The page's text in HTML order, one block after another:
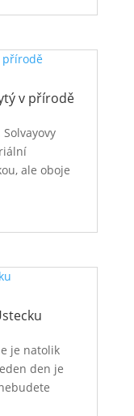
v přírodě
ale oboje
je natolik
den je